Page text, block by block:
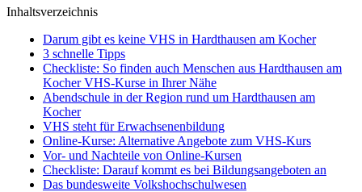
Inhaltsverzeichnis
Darum gibt es keine VHS in Hardthausen am Kocher
3 schnelle Tipps
Checkliste: So finden auch Menschen aus Hardthausen am
Kocher VHS-Kurse in Ihrer Nähe
Abendschule in der Region rund um Hardthausen am
Kocher
VHS steht für Erwachsenenbildung
Online-Kurse: Alternative Angebote zum VHS-Kurs
Vor- und Nachteile von Online-Kursen
Checkliste: Darauf kommt es bei Bildungsangeboten an
Das bundesweite Volkshochschulwesen